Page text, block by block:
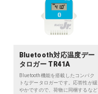
Bluetooth対応温度デー
タロガー TR41A
Bluetooth機能を搭載したコンパク
トなデータロガーです。応答性が緩
やかですので、荷物に同梱するなど